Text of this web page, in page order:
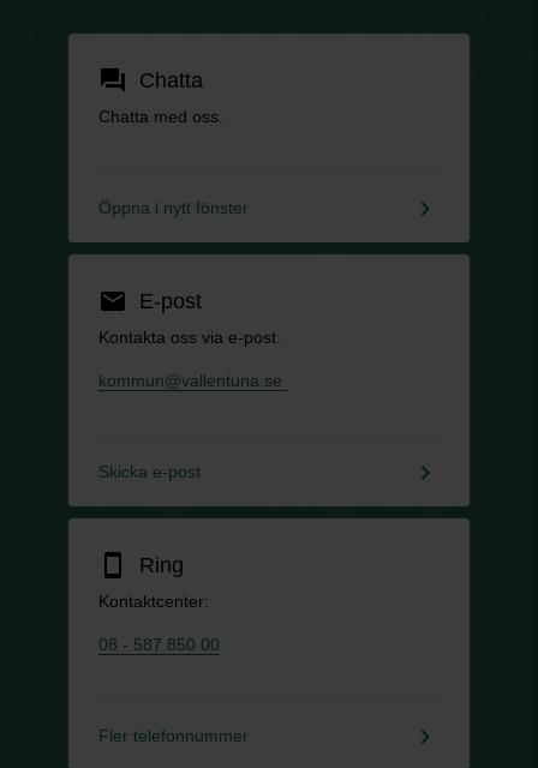
forum Chatta
Chatta med oss.
Öppna i nytt fönster keyboard_arrow_right
email E-post
Kontakta oss via e-post.
kommun@vallentuna.se
Skicka e-post keyboard_arrow_right
smartphone Ring
Kontaktcenter:
08 - 587 850 00
Fler telefonnummer keyboard_arrow_right